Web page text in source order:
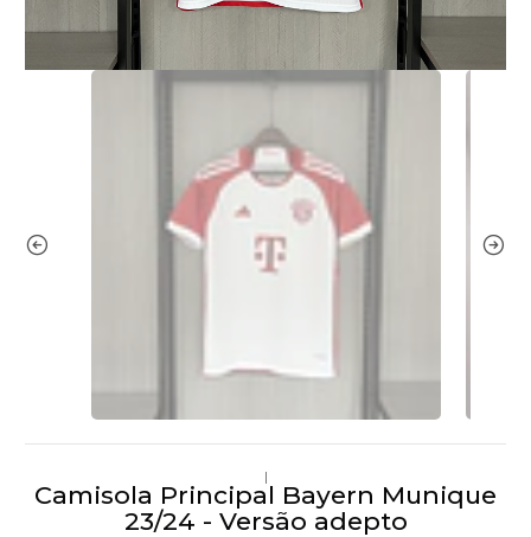
|
Camisola Principal Bayern Munique
23/24 - Versão adepto